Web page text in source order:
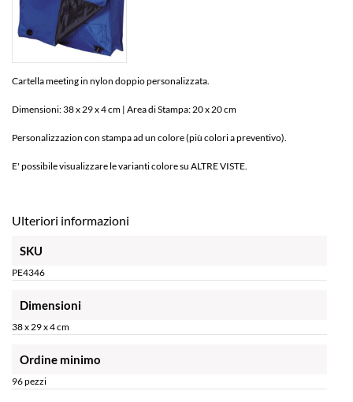
Cartella meeting in nylon doppio personalizzata.
Dimensioni: 38 x 29 x 4 cm | Area di Stampa: 20 x 20 cm
Personalizzazion con stampa ad un colore (più colori a preventivo).
E' possibile visualizzare le varianti colore su ALTRE VISTE.
Ulteriori informazioni
SKU
PE4346
Dimensioni
38 x 29 x 4 cm
Ordine minimo
96 pezzi